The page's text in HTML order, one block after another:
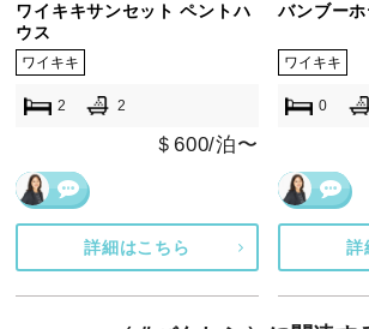
ワイキキサンセット ペントハ
ウス
ワイキキ
2 2
＄600/泊〜
詳細はこちら
バンブー
ワイキキ
0
詳